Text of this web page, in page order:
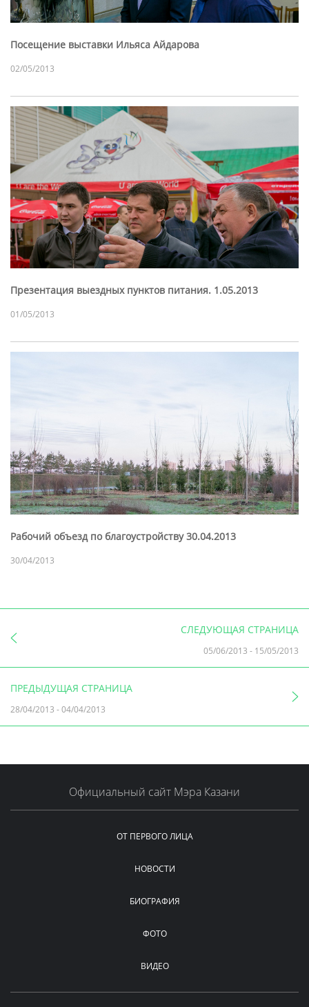
Посещение выставки Ильяса Айдарова
02/05/2013
Презентация выездных пунктов питания. 1.05.2013
01/05/2013
Рабочий объезд по благоустройству 30.04.2013
30/04/2013
СЛЕДУЮЩАЯ СТРАНИЦА
05/06/2013 - 15/05/2013
ПРЕДЫДУЩАЯ СТРАНИЦА
28/04/2013 -04/04/2013
Официальный сайт Мэра Казани
ОТ ПЕРВОГО ЛИЦА
НОВОСТИ
БИОГРАФИЯ
ФОТО
ВИДЕО